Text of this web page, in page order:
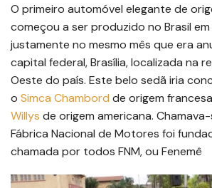
O primeiro automóvel elegante de
começou a ser produzido no Brasil em
justamente no mesmo mês que era
capital federal, Brasília, localizada na
Oeste do país. Este belo sedã iria
o Simca Chambord de origem
Willys de origem americana.
Fábrica Nacional de Motores foi
chamada por todos FNM, ou Fenemê